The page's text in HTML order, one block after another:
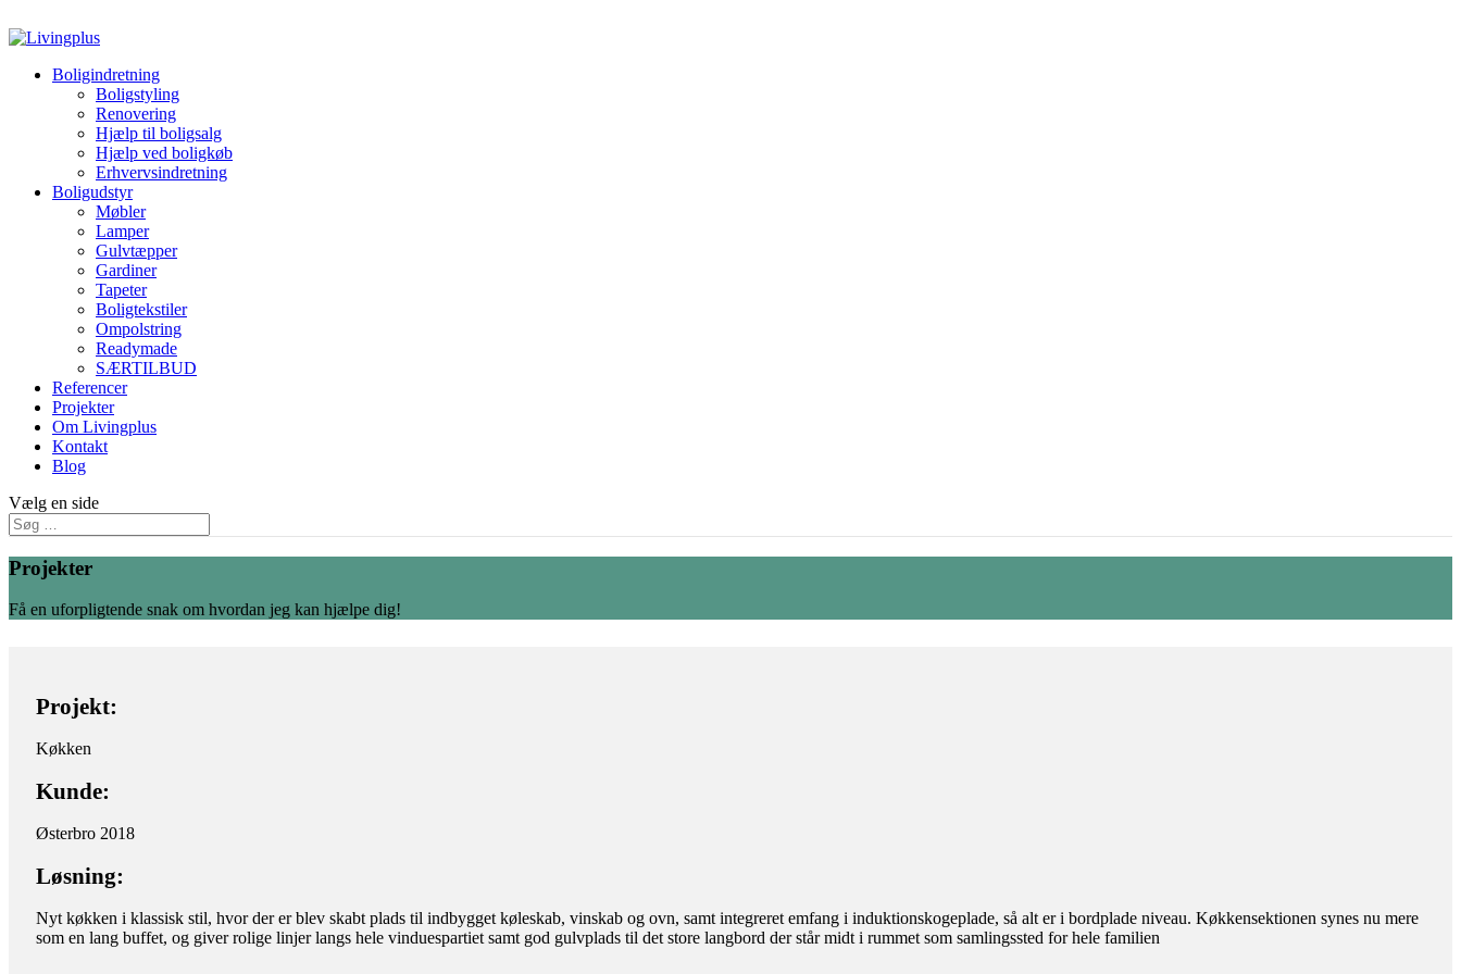
Boligindretning
Boligstyling
Renovering
Hjælp til boligsalg
Hjælp ved boligkøb
Erhvervsindretning
Boligudstyr
Møbler
Lamper
Gulvtæpper
Gardiner
Tapeter
Boligtekstiler
Ompolstring
Readymade
SÆRTILBUD
Referencer
Projekter
Om Livingplus
Kontakt
Blog
Vælg en side
Projekter
Få en uforpligtende snak om hvordan jeg kan hjælpe dig!
Projekt:
Køkken
Kunde:
Østerbro 2018
Løsning:
Nyt køkken i klassisk stil, hvor der er blev skabt plads til indbygget køleskab, vinskab og ovn, samt integreret emfang i induktionskogeplade, så alt er i bordplade niveau. Køkkensektionen synes nu mere
som en lang buffet, og giver rolige linjer langs hele vinduespartiet samt god gulvplads til det store langbord der står midt i rummet som samlingssted for hele familien